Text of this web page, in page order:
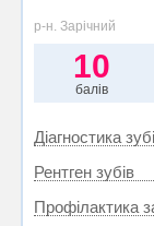
р-н. Зарічний
10
балів
Діагностика
Рентген зубів
Профілактика